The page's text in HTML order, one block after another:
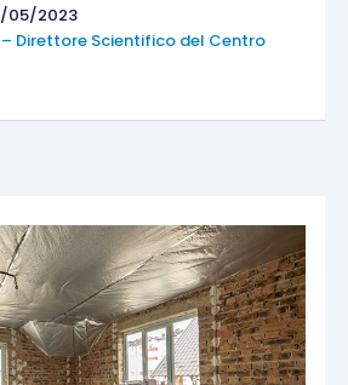
05/2023
Direttore Scientifico del Centro